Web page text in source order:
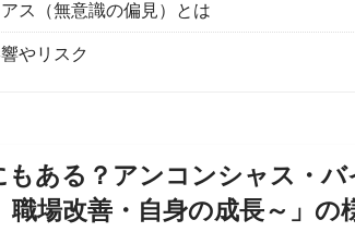
ス（無意識の偏見）とは
やリスク
もある？アンコンシャス・
職場改善・自身の成長～」の